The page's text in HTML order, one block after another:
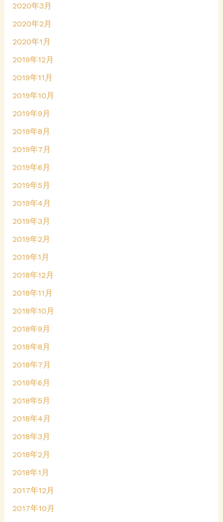
2020年3月
2020年2月
2020年1月
2019年12月
2019年11月
2019年10月
2019年9月
2019年8月
2019年7月
2019年6月
2019年5月
2019年4月
2019年3月
2019年2月
2019年1月
2018年12月
2018年11月
2018年10月
2018年9月
2018年8月
2018年7月
2018年6月
2018年5月
2018年4月
2018年3月
2018年2月
2018年1月
2017年12月
2017年10月